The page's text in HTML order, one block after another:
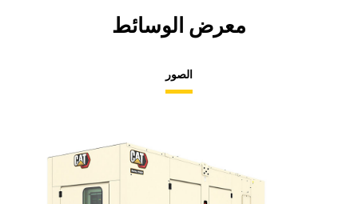
معرض الوسائط
الصور